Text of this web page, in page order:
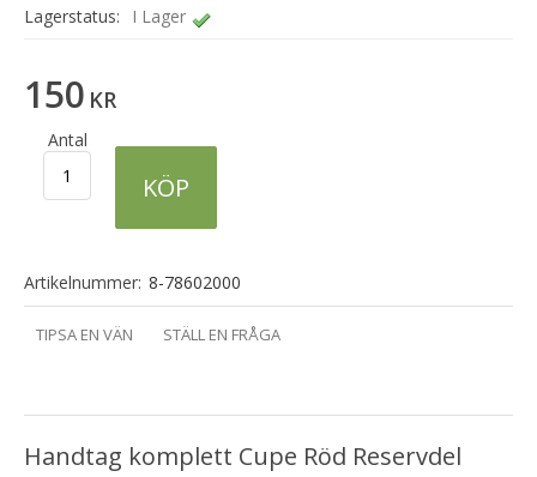
Lagerstatus: I Lager
150 KR
Antal
KÖP
Artikelnummer: 8-78602000
TIPSA EN VÄN STÄLL EN FRÅGA
Handtag komplett Cupe Röd Reservdel